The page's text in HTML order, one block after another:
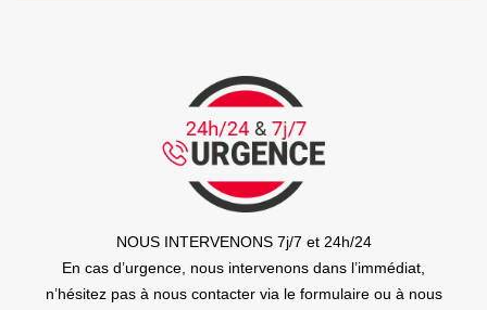
NOUS INTERVENONS 7j/7 et 24h/24
En cas d’urgence, nous intervenons dans l’immédiat,
n’hésitez pas à nous contacter via le formulaire ou à nous